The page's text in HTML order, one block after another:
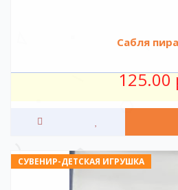
Сабля
125.00
СУВЕНИР-ДЕТСКАЯ ИГРУШКА